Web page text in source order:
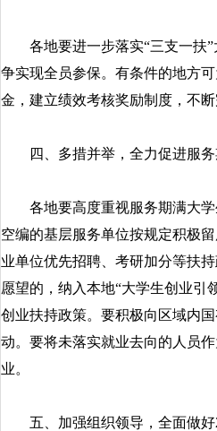
各地要进一步落实“三支一扶
争实现全员参保。有条件的地方
金，建立绩效考核奖励制度，不
四、多措并举，全力促进服务
各地要高度重视服务期满大学
空编的基层服务单位按规定积极
业单位优先招聘、考研加分等扶
愿望的，纳入本地“大学生创业引
创业扶持政策。要积极向区域内
动。要将未落实就业去向的人员
业。
五、加强组织领导，全面做好